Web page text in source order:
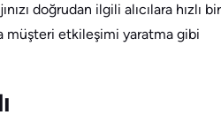
doğrudan ilgili alıcılara hızlı bir
müşteri etkileşimi yaratma gibi